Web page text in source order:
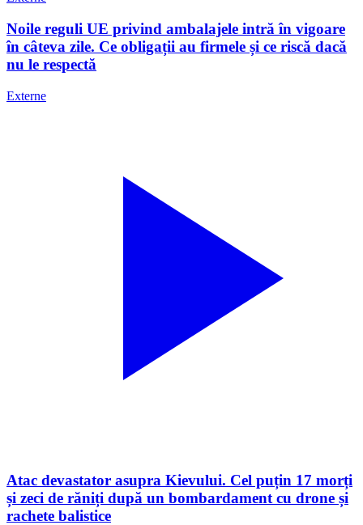
Noile reguli UE privind ambalajele intră în vigoare
în câteva zile. Ce obligații au firmele și ce riscă dacă
nu le respectă
Externe
Atac devastator asupra Kievului. Cel puțin 17 morți
și zeci de răniți după un bombardament cu drone și
rachete balistice